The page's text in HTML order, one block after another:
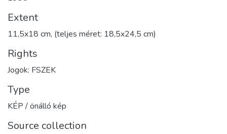
Extent
11,5x18 cm, (teljes méret: 18,5x24,5 cm)
Rights
Jogok: FSZEK
Type
KÉP / önálló kép
Source collection